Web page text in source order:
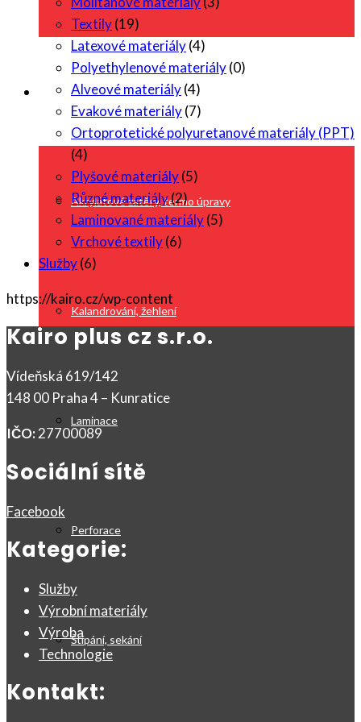
Služby
Akrylátové zátěry, termo úpravy
Kalandrování, žehlení
Laminace
Perforace
Štípání, sekání
Textily(19)
Latexové materiály(4)
Polyethylenové materiály(0)
Alveové materiály(4)
Evakové materiály(7)
Ortoprotetické polyuretanové materiály (PPT)
(4)
Plyšové materiály(5)
Různé materiály(2)
Laminované materiály(5)
Vrchové textily(6)
Služby(6)
https://kairo.cz/wp-content
Kairo plus cz s.r.o.
Vídeňská 619/142
148 00 Praha 4 – Kunratice
IČO:27700089
Sociální sítě
Facebook
Kategorie:
Služby
Výrobní materiály
Výroba
Technologie
Kontakt: